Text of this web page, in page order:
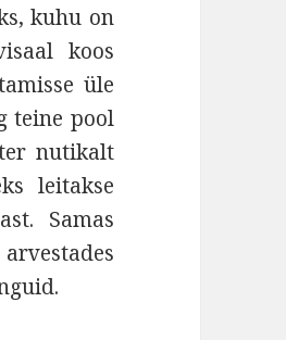
kuhu on
koos
üle
teine pool
nutikalt
leitakse
Samas